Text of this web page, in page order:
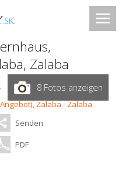
, Zalaba
8 Fotos anzeigen
Senden
PDF